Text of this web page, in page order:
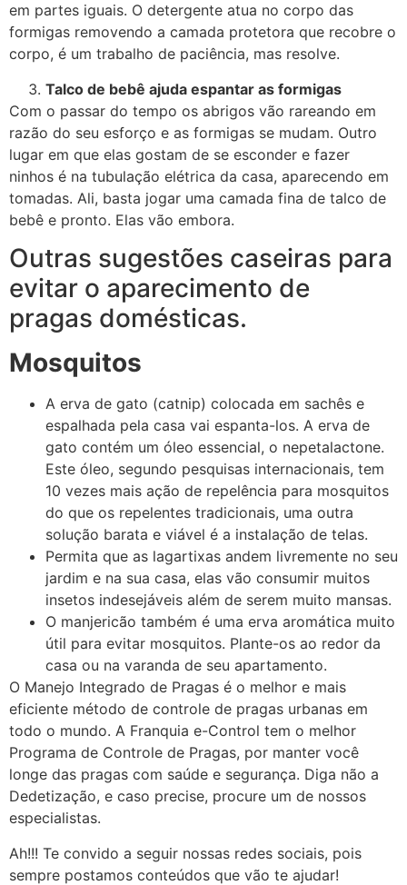
em partes iguais. O detergente atua no corpo das
formigas removendo a camada protetora que recobre o
corpo, é um trabalho de paciência, mas resolve.
Talco de bebê ajuda espantar as formigas
Com o passar do tempo os abrigos vão rareando em
razão do seu esforço e as formigas se mudam. Outro
lugar em que elas gostam de se esconder e fazer
ninhos é na tubulação elétrica da casa, aparecendo em
tomadas. Ali, basta jogar uma camada fina de talco de
bebê e pronto. Elas vão embora.
Outras sugestões caseiras para
evitar o aparecimento de
pragas domésticas.
Mosquitos
A erva de gato (catnip) colocada em sachês e
espalhada pela casa vai espanta-los. A erva de
gato contém um óleo essencial, o nepetalactone.
Este óleo, segundo pesquisas internacionais, tem
10 vezes mais ação de repelência para mosquitos
do que os repelentes tradicionais, uma outra
solução barata e viável é a instalação de telas.
Permita que as lagartixas andem livremente no seu
jardim e na sua casa, elas vão consumir muitos
insetos indesejáveis além de serem muito mansas.
O manjericão também é uma erva aromática muito
útil para evitar mosquitos. Plante-os ao redor da
casa ou na varanda de seu apartamento.
O Manejo Integrado de Pragas é o melhor e mais
eficiente método de controle de pragas urbanas em
todo o mundo. A Franquia e-Control tem o melhor
Programa de Controle de Pragas, por manter você
longe das pragas com saúde e segurança. Diga não a
Dedetização, e caso precise, procure um de nossos
especialistas.
Ah!!! Te convido a seguir nossas redes sociais, pois
sempre postamos conteúdos que vão te ajudar!